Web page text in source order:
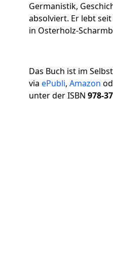
Germanistik,
absolviert. Er lebt
in Osterholz-
Das Buch ist im
viaePubli,Amazon
unter der ISBN978-